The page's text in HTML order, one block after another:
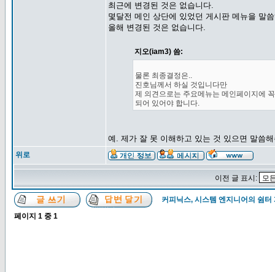
최근에 변경된 것은 없습니다.
몇달전 메인 상단에 있었던 게시판 메뉴을 말
올해 변경된 것은 없습니다.
지오(iam3) 씀:
물론 최종결정은..
진호님께서 하실 것입니다만
제 의견으로는 주요메뉴는 메인페이지에
되어 있어야 합니다.
예. 제가 잘 못 이해하고 있는 것 있으면 말씀
위로
이전 글 표시:
커피닉스, 시스템 엔지니어의 쉼터
페이지 1 중 1